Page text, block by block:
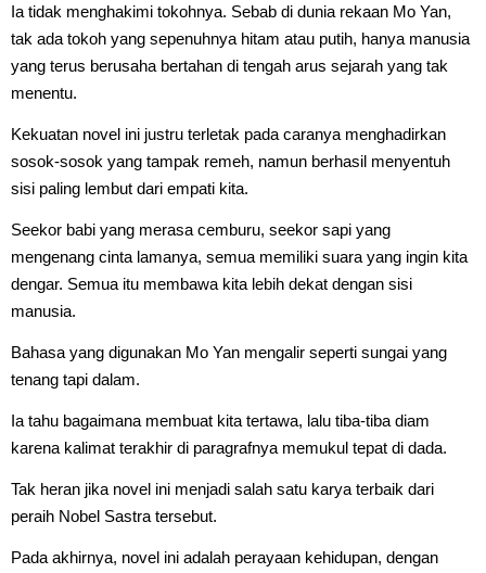
Ia tidak menghakimi tokohnya. Sebab di dunia rekaan Mo Yan,
tak ada tokoh yang sepenuhnya hitam atau putih, hanya manusia
yang terus berusaha bertahan di tengah arus sejarah yang tak
menentu.
Kekuatan novel ini justru terletak pada caranya menghadirkan
sosok-sosok yang tampak remeh, namun berhasil menyentuh
sisi paling lembut dari empati kita.
Seekor babi yang merasa cemburu, seekor sapi yang
mengenang cinta lamanya, semua memiliki suara yang ingin kita
dengar. Semua itu membawa kita lebih dekat dengan sisi
manusia.
Bahasa yang digunakan Mo Yan mengalir seperti sungai yang
tenang tapi dalam.
Ia tahu bagaimana membuat kita tertawa, lalu tiba-tiba diam
karena kalimat terakhir di paragrafnya memukul tepat di dada.
Tak heran jika novel ini menjadi salah satu karya terbaik dari
peraih Nobel Sastra tersebut.
Pada akhirnya, novel ini adalah perayaan kehidupan, dengan